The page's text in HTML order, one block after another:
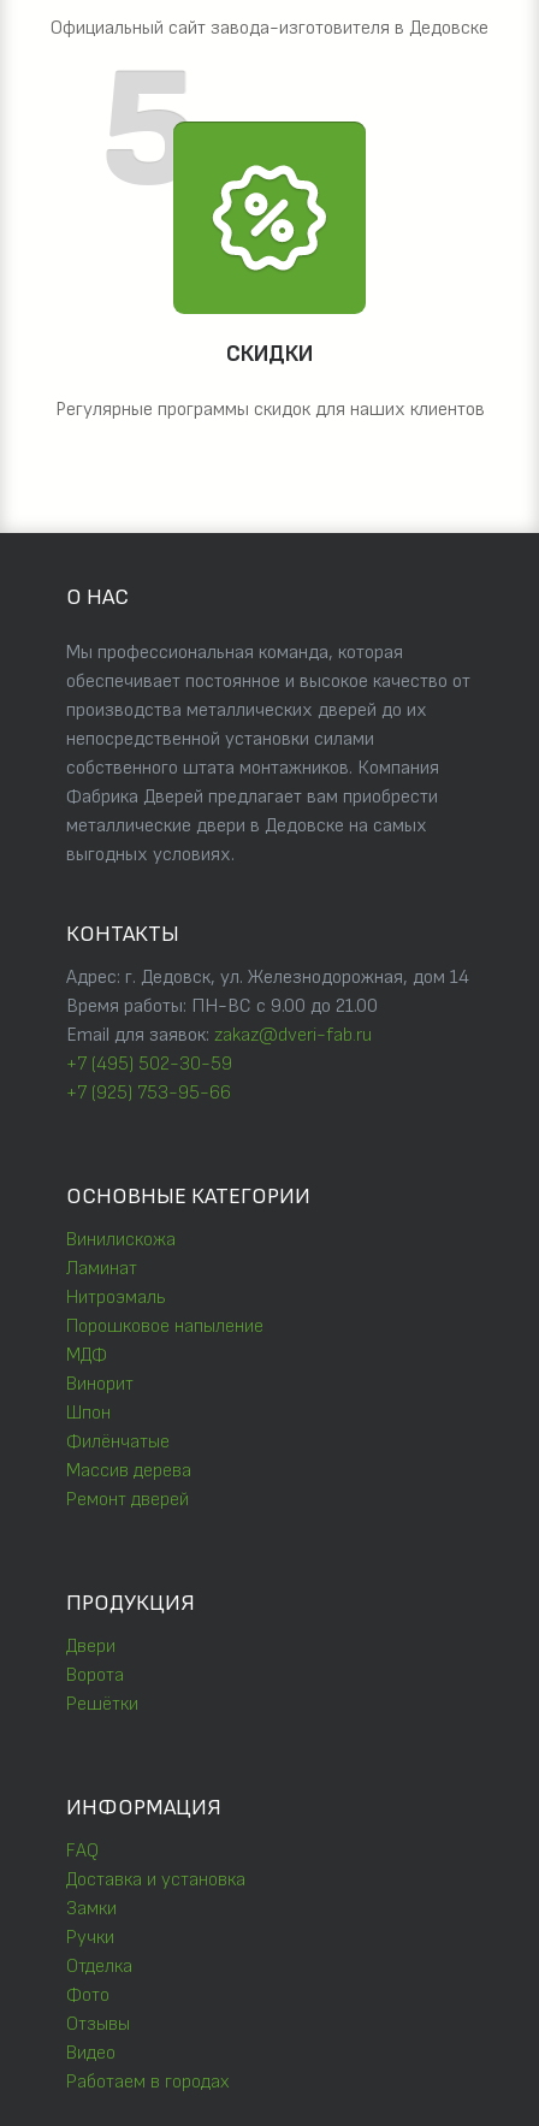
Официальный сайт завода-изготовителя в Дедовске
СКИДКИ
Регулярные программы скидок для наших клиентов
О НАС
Мы профессиональная команда, которая
обеспечивает постоянное и высокое качество от
производства металлических дверей до их
непосредственной установки силами
собственного штата монтажников. Компания
Фабрика Дверей предлагает вам приобрести
металлические двери в Дедовске на самых
выгодных условиях.
КОНТАКТЫ
Адрес: г. Дедовск, ул. Железнодорожная, дом 14
Время работы: ПН-ВС с 9.00 до 21.00
Email для заявок: zakaz@dveri-fab.ru
+7 (495) 502-30-59
+7 (925) 753-95-66
ОСНОВНЫЕ КАТЕГОРИИ
Винилискожа
Ламинат
Нитроэмаль
Порошковое напыление
МДФ
Винорит
Шпон
Филёнчатые
Массив дерева
Ремонт дверей
ПРОДУКЦИЯ
Двери
Ворота
Решётки
ИНФОРМАЦИЯ
FAQ
Доставка и установка
Замки
Ручки
Отделка
Фото
Отзывы
Видео
Работаем в городах